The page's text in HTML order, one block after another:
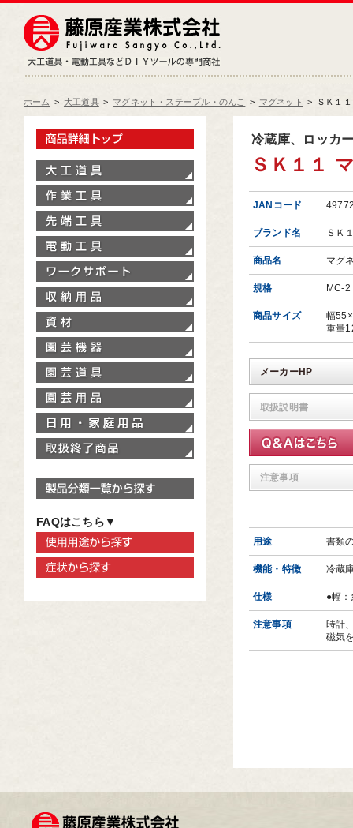
ホーム > 大工道具 > マグネット・ステープル・のんこ > マグネット > ＳＫ１
冷蔵庫、ロッカ
ＳＫ１１
JANコード
ブランド名 ＳＫ
商品名 マグ
規格 MC-2
商品サイズ
幅
重量
メーカーHP
取扱説明書
注意事項
用途 書類
機能・特徴 冷蔵
仕様 ●幅
注意事項
時計
磁気
製品情報トップ
ワークサポート
製品分類一覧から探す
FAQはこちら▼
使用用途から探す